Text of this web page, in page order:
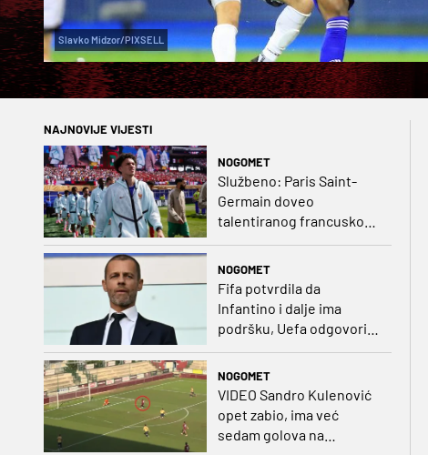
Slavko Midzor/PIXSELL
NAJNOVIJE VIJESTI
NOGOMET
Službeno: Paris Saint-
Germain doveo
talentiranog francuskog
ofenzivca iz Monaca
NOGOMET
Fifa potvrdila da
Infantino i dalje ima
podršku, Uefa odgovorila
NOGOMET
VIDEO Sandro Kulenović
opet zabio, ima već
sedam golova na